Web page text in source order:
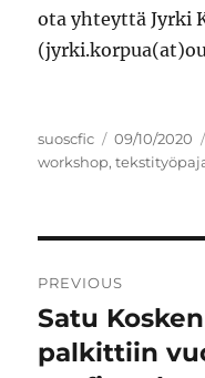
ota yhteyttä Jyrki
Author
suoscfic
Posted
on
09/10/2020
workshop,
navigation
PREVIOUS
Previous
post:
Satu
palkittiin